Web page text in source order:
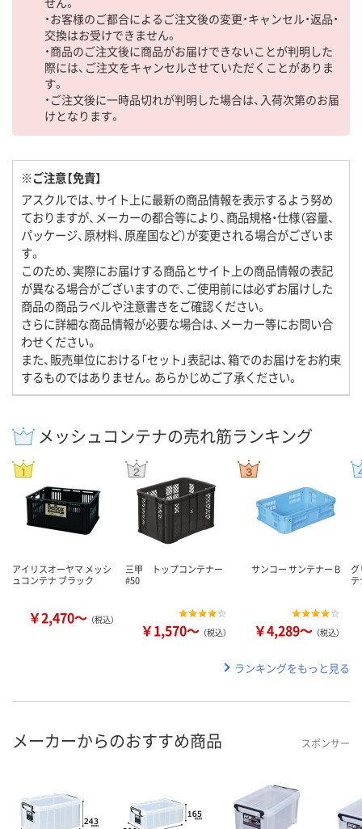
・お客様のご都合によるご注文後の変更・キャンセル・返品・
交換はお受けできません。
・商品のご注文後に商品がお届けできないことが判明した
際には、ご注文をキャンセルさせていただくことがありま
す。
・ご注文後に一時品切れが判明した場合は、入荷次第のお届
けとなります。
※ご注意【免責】
アスクルでは、サイト上に最新の商品情報を表示するよう努め
ておりますが、メーカーの都合等により、商品規格・仕様（容量、
パッケージ、原材料、原産国など）が変更される場合がございま
す。
このため、実際にお届けする商品とサイト上の商品情報の表記
が異なる場合がございますので、ご使用前には必ずお届けした
商品の商品ラベルや注意書きをご確認ください。
さらに詳細な商品情報が必要な場合は、メーカー等にお問い合
わせください。
また、販売単位における「セット」表記は、箱でのお届けをお約束
するものではありません。あらかじめご了承ください。
メッシュコンテナの売れ筋ランキング
アイリスオーヤマ メッシ
ュコンテナ ブラック
￥2,470～ （税込）
三甲 トップコンテナー
#50
￥1,570～ （税込）
サンコー サンテナー B
￥4,289～ （税込）
ランキングをもっと見る
メーカーからのおすすめ商品 スポンサー